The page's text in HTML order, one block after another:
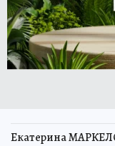
Екатерина